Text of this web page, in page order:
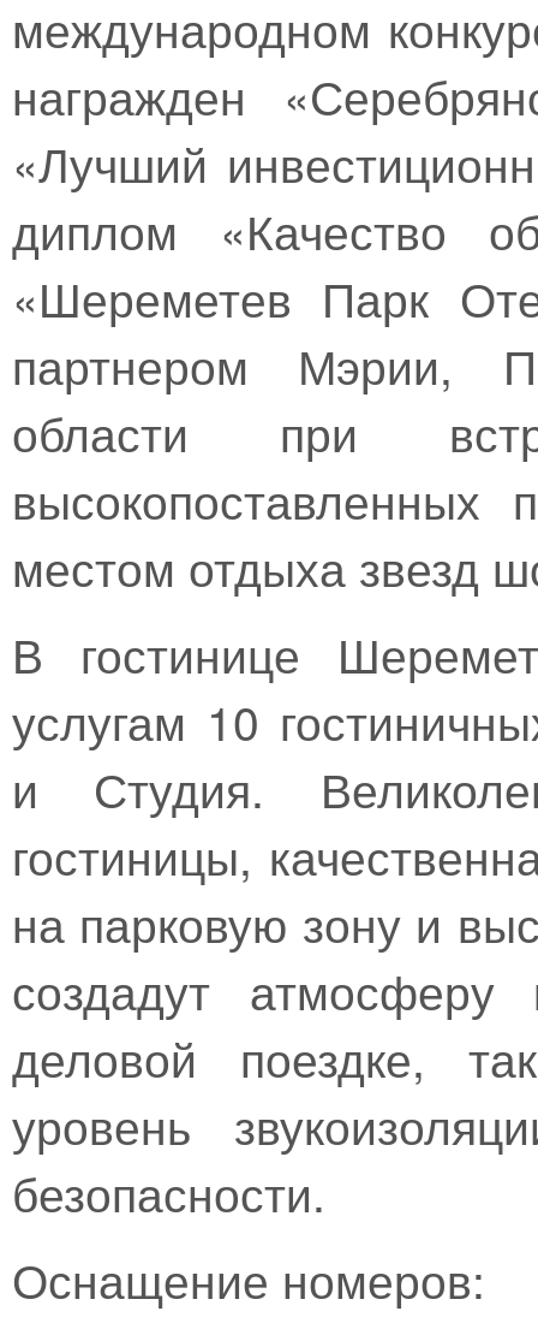
международном
награжден
«Лучший
диплом «Качество
«Шереметев Парк
партнером Мэрии,
области при
местом отдыха звезд
В гостинице
услугам 10
и Студия.
гостиницы,
на парковую зону и
создадут
деловой поездке,
уровень
безопасности.
Оснащение номеров: